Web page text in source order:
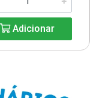
Adicionar